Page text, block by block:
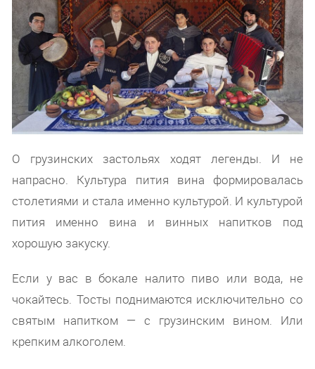
О грузинских застольях ходят легенды. И не
напрасно. Культура пития вина формировалась
столетиями и стала именно культурой. И культурой
пития именно вина и винных напитков под
хорошую закуску.
Если у вас в бокале налито пиво или вода, не
чокайтесь. Тосты поднимаются исключительно со
святым напитком — с грузинским вином. Или
крепким алкоголем.